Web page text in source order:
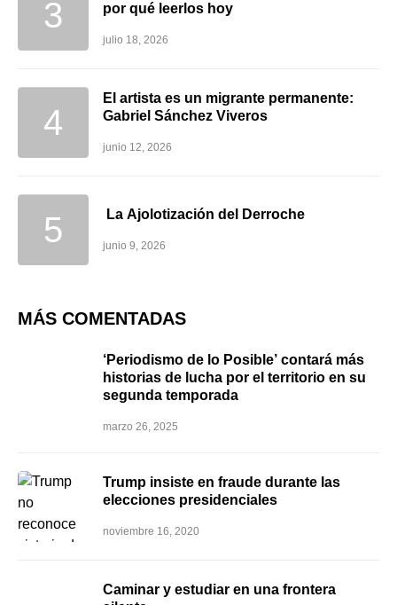
por qué leerlos hoy
julio 18, 2026
El artista es un migrante permanente:
Gabriel Sánchez Viveros
junio 12, 2026
La Ajolotización del Derroche
junio 9, 2026
MÁS COMENTADAS
‘Periodismo de lo Posible’ contará más
historias de lucha por el territorio en su
segunda temporada
marzo 26, 2025
Trump insiste en fraude durante las
elecciones presidenciales
noviembre 16, 2020
Caminar y estudiar en una frontera